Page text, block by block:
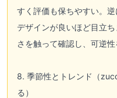
すく評価も保ちやすい。逆
デザインが良いほど目立
さを触って確認し、可逆性
8. 季節性とトレンド（
る）